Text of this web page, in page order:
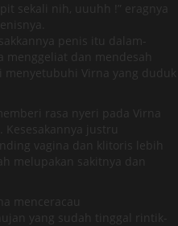
sekali nih, uuuhh !” eragnya
penis itu dalam-
menggeliat dan mendesah
menyetubuhi Virna yang duduk
rasa nyeri pada Virna
justru
vagina dan klitoris lebih
melupakan sakitnya dan
menceracau
yang sudah tinggal rintik-